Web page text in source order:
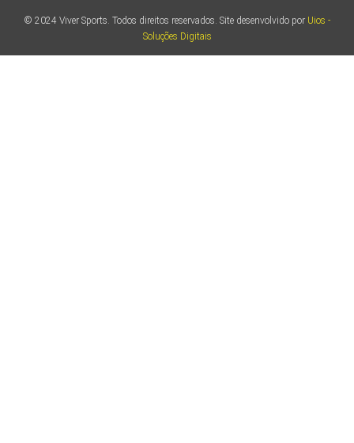
© 2024 Viver Sports. Todos direitos reservados. Site desenvolvido por Uios -
Soluções Digitais